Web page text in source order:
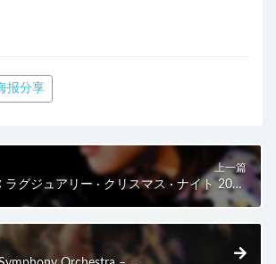
报分享
上一篇
ラグジュアリー · クリスマス · ナイト 2013
at COTTON CLUB (2015) BD蓝光原盘 21.6G